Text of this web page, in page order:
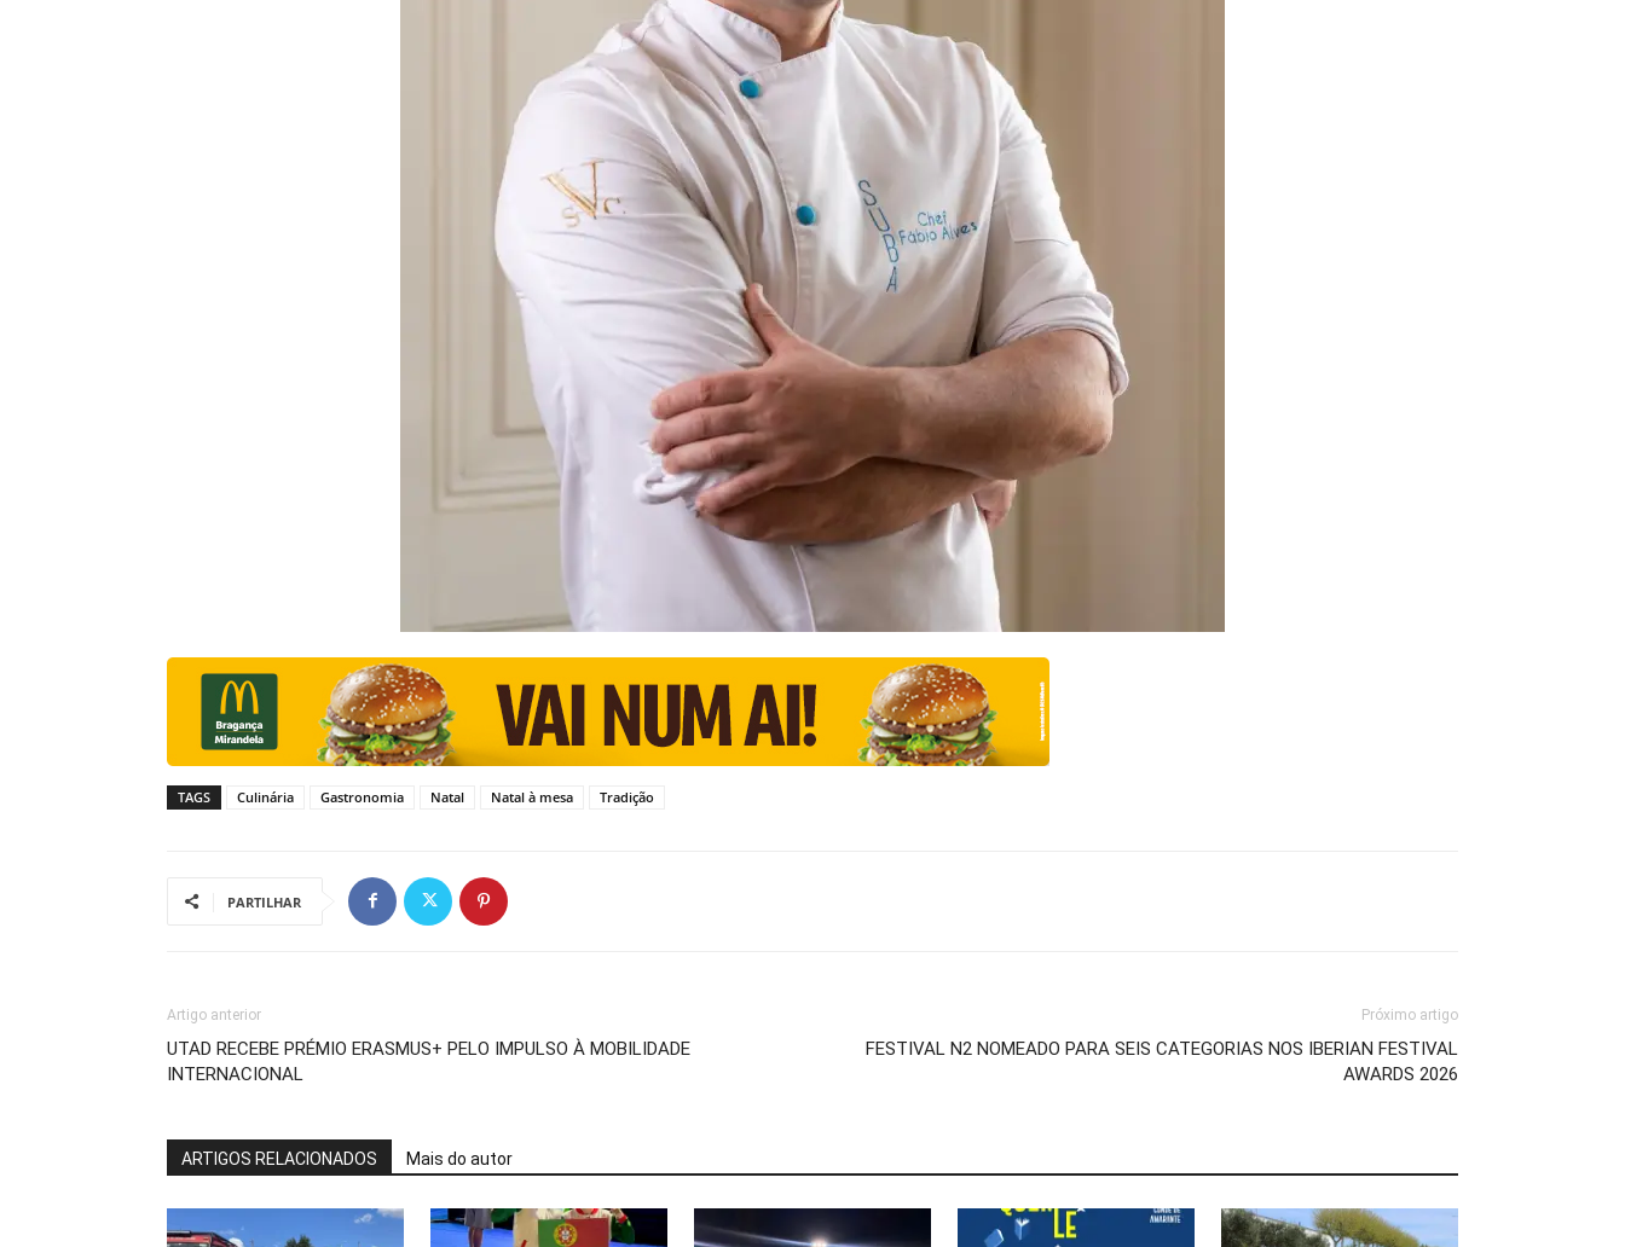
TAGS Culinária Gastronomia Natal Natal à mesa Tradição
PARTILHAR
Artigo anterior
UTAD RECEBE PRÉMIO ERASMUS+ PELO IMPULSO À MOBILIDADE
INTERNACIONAL
Próximo artigo
FESTIVAL N2 NOMEADO PARA SEIS CATEGORIAS NOS IBERIAN FESTIVAL
AWARDS 2026
ARTIGOS RELACIONADOS Mais do autor